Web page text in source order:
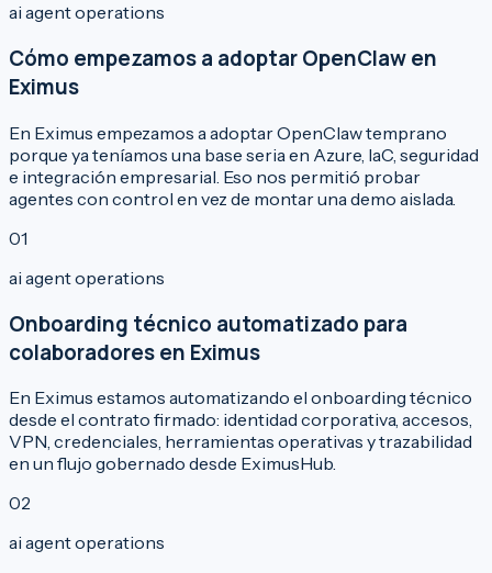
ai agent operations
Cómo empezamos a adoptar OpenClaw en
Eximus
En Eximus empezamos a adoptar OpenClaw temprano
porque ya teníamos una base seria en Azure, IaC, seguridad
e integración empresarial. Eso nos permitió probar
agentes con control en vez de montar una demo aislada.
01
ai agent operations
Onboarding técnico automatizado para
colaboradores en Eximus
En Eximus estamos automatizando el onboarding técnico
desde el contrato firmado: identidad corporativa, accesos,
VPN, credenciales, herramientas operativas y trazabilidad
en un flujo gobernado desde EximusHub.
02
ai agent operations